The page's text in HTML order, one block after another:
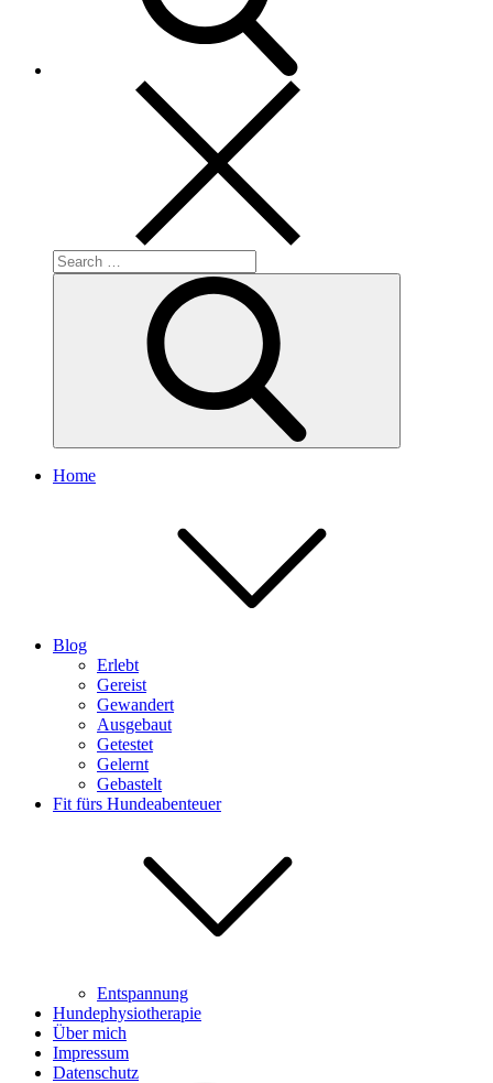
Search
for:
Home
Blog
Erlebt
Gereist
Gewandert
Ausgebaut
Getestet
Gelernt
Gebastelt
Fit fürs Hundeabenteuer
Entspannung
Hundephysiotherapie
Über mich
Impressum
Datenschutz